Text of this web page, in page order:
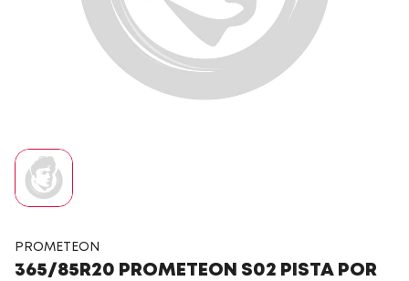
PROMETEON
365/85R20 PROMETEON S02 PISTA POR